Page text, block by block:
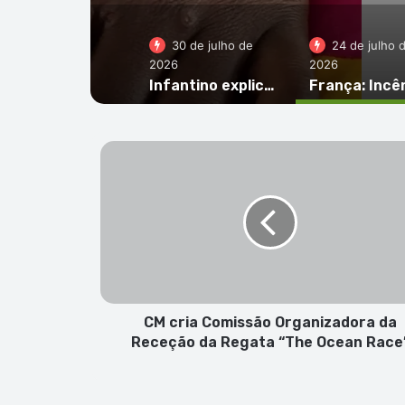
30 de julho de
2026
Infantino explica plano da Fifa de ‘vender’ Copa e cita sucesso de Cabo Verde como argumento
24 de julho
2026
CM
“The
CM cria Comissão Organizadora da
Receção da Regata “The Ocean